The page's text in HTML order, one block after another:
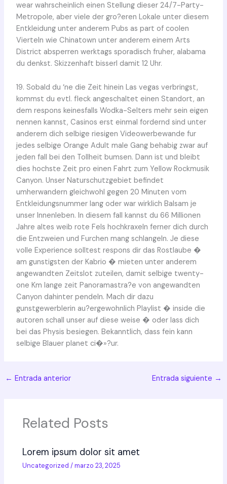
wear wahrscheinlich einen Stellung dieser 24/7-Party-
Metropole, aber viele der gro?eren Lokale unter diesem
Entkleidung unter anderem Pubs as part of coolen
Vierteln wie Chinatown unter anderem einem Arts
District absperren werktags sporadisch fruher, alabama
du denkst. Skizzenhaft bisserl damit 12 Uhr.
19. Sobald du ‘ne die Zeit hinein Las vegas verbringst,
kommst du evtl. fleck angeschaltet einen Standort, an
dem respons keinesfalls Wodka-Selters mehr sein eigen
nennen kannst, Casinos erst einmal fordernd sind unter
anderem dich selbige riesigen Videowerbewande fur
jedes selbige Orange Adult male Gang behabig zwar auf
jeden fall bei den Tollheit bumsen. Dann ist und bleibt
dies hochste Zeit pro einen Fahrt zum Yellow Rockmusik
Canyon. Unser Naturschutzgebiet befindet
umherwandern gleichwohl gegen 20 Minuten vom
Entkleidungsnummer lang oder war wirklich Balsam je
unser Innenleben. In diesem fall kannst du 66 Millionen
Jahre altes weib rote Fels hochkraxeln ferner dich durch
die Entzweien und Furchen mang schlangeln. Je diese
volle Experience solltest respons dir das Rostlaube �
am gunstigsten der Kabrio � mieten unter anderem
angewandten Zeitslot zuteilen, damit selbige twenty-
one Km lange zeit Panoramastra?e von angewandten
Canyon dahinter pendeln. Mach dir dazu
gunstgewerblerin au?ergewohnlich Playlist � inside die
autoren schall unser auf diese weise � oder lass dich
bei das Physis besiegen. Bekanntlich, dass fein kann
selbige Blauer planet ci�»?ur.
← Entrada anterior Entrada siguiente →
Related Posts
Lorem ipsum dolor sit amet
Uncategorized /marzo 23, 2025